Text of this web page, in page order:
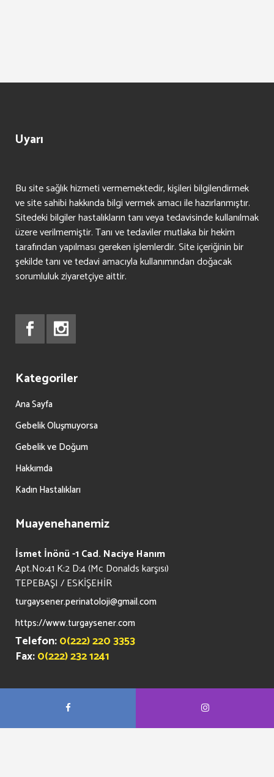
Uyarı
Bu site sağlık hizmeti vermemektedir, kişileri bilgilendirmek
ve site sahibi hakkında bilgi vermek amacı ile hazırlanmıştır.
Sitedeki bilgiler hastalıkların tanı veya tedavisinde kullanılmak
üzere verilmemiştir. Tanı ve tedaviler mutlaka bir hekim
tarafından yapılması gereken işlemlerdir. Site içeriğinin bir
şekilde tanı ve tedavi amacıyla kullanımından doğacak
sorumluluk ziyaretçiye aittir.
Kategoriler
Ana Sayfa
Gebelik Oluşmuyorsa
Gebelik ve Doğum
Hakkımda
Kadın Hastalıkları
Muayenehanemiz
İsmet İnönü -1 Cad. Naciye Hanım
Apt.No:41 K:2 D:4 (Mc Donalds karşısı)
TEPEBAŞI / ESKİŞEHİR
turgaysener.perinatoloji@gmail.com
https://www.turgaysener.com
Telefon:0(222) 220 3353
Fax:0(222) 232 1241